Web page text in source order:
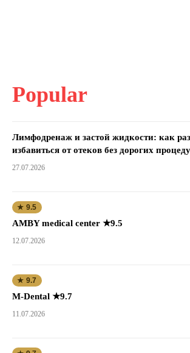
Popular
Лимфодренаж и застой жидкости: как
избавиться от отеков без дорогих
27.07.2026
★ 9.5
AMBY medical center ★9.5
12.07.2026
★ 9.7
M-Dental ★9.7
11.07.2026